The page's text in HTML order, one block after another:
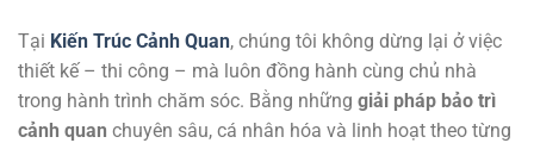
Tại Kiến Trúc Cảnh Quan, chúng tôi không dừng lại ở việc
thiết kế – thi công – mà luôn đồng hành cùng chủ nhà
trong hành trình chăm sóc. Bằng những giải pháp bảo trì
cảnh quan chuyên sâu, cá nhân hóa và linh hoạt theo từng